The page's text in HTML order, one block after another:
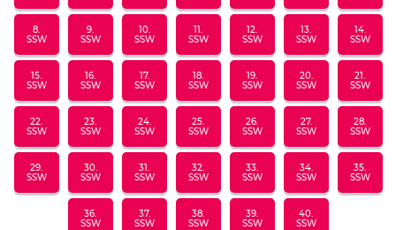
8.
SSW
9.
SSW
10.
SSW
11.
SSW
12.
SSW
13.
SSW
14.
SSW
15.
SSW
16.
SSW
17.
SSW
18.
SSW
19.
SSW
20.
SSW
21.
SSW
22.
SSW
23.
SSW
24.
SSW
25.
SSW
26.
SSW
27.
SSW
28.
SSW
29.
SSW
30.
SSW
31.
SSW
32.
SSW
33.
SSW
34.
SSW
35.
SSW
36.
SSW
37.
SSW
38.
SSW
39.
SSW
40.
SSW